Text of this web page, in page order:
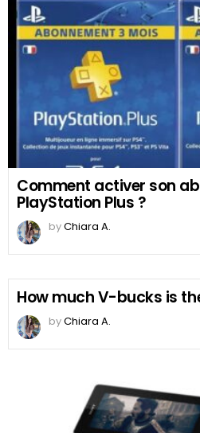
Comment activer son
PlayStation Plus ?
byChiara A.
How much V-bucks is
byChiara A.